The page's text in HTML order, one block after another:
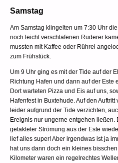
Samstag
Am Samstag klingelten um 7:30 Uhr
noch leicht verschlafenen Ruderer
mussten mit Kaffee oder Rührei
zum Frühstück.
Um 9 Uhr ging es mit der Tide auf der
Richtung Hafen und dann auf der Este
Dort warteten Pizza und Eis auf uns,
Hafenfest in Buxtehude. Auf den
leider aufgrund der Tide verzichten,
Ereignis nur ungerne entgehen ließen.
getakteter Strömung aus der Este
lief alles super! Aber irgendwas ist ja
hat uns dann doch ein kleines
Kilometer waren ein regelrechtes